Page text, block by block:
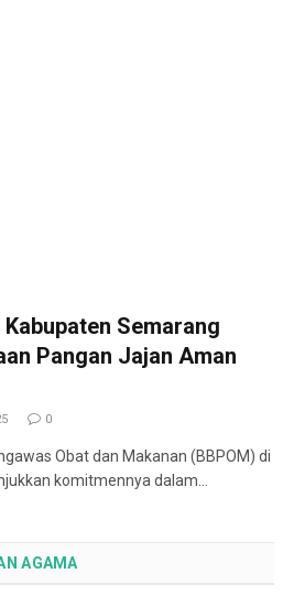
Semarang
Pangan Jajan Aman
0
Obat dan Makanan (BBPOM) di
komitmennya dalam…
AGAMA